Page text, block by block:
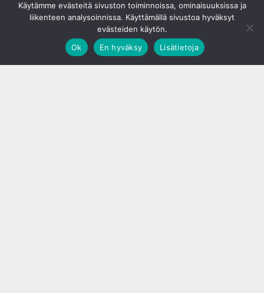
Käytämme evästeitä sivuston toiminnoissa, ominaisuuksissa ja
liikenteen analysoinnissa. Käyttämällä sivustoa hyväksyt
evästeiden käytön.
Ok
En hyväksy Lisätietoja